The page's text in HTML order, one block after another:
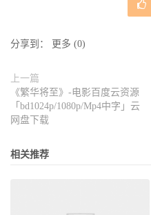
分享到： 更多 (0)
上一篇
《繁华将至》-电影百度云资源
「bd1024p/1080p/Mp4中字」云
网盘下载
相关推荐